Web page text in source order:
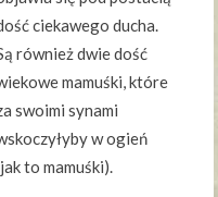
ciekawego ducha.
również dwie dość
mamuśki, które
swoimi synami
w ogień
to mamuśki).